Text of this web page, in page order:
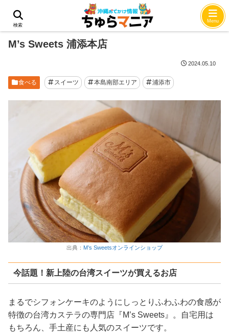
食べる
M’s Sweets 浦添本店​
2024.05.10
食べる スイーツ 本島南部エリア 浦添市
出典： M’s Sweetsオンラインショップ
今話題！新上陸の台湾スイーツが買えるお店
まるでシフォンケーキのようにしっとりふわふわの食感が
特徴の台湾カステラの専門店『M’s Sweets』。自宅用は
もちろん、手土産にも人気のスイーツです。
検索
Menu